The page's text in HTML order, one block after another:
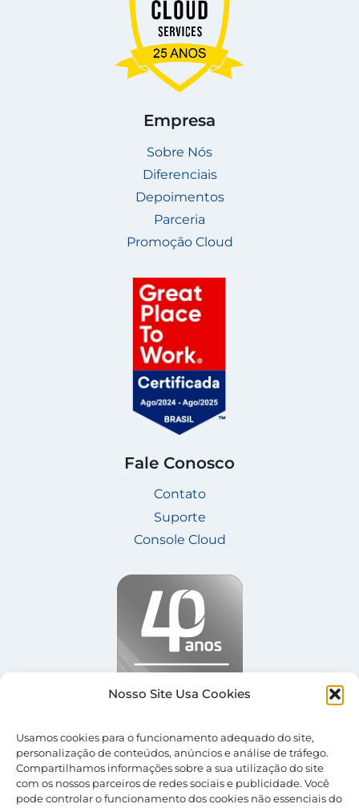
Nosso Site Usa Cookies
Usamos cookies para o funcionamento adequado do site,
personalização de conteúdos, anúncios e análise de tráfego.
Compartilhamos informações sobre a sua utilização do site
com os nossos parceiros de redes sociais e publicidade. Você
pode controlar o funcionamento dos cookies não essenciais do
Empresa
Sobre Nós
Diferenciais
Depoimentos
Parceria
Promoção Cloud
Fale Conosco
Contato
Suporte
Console Cloud